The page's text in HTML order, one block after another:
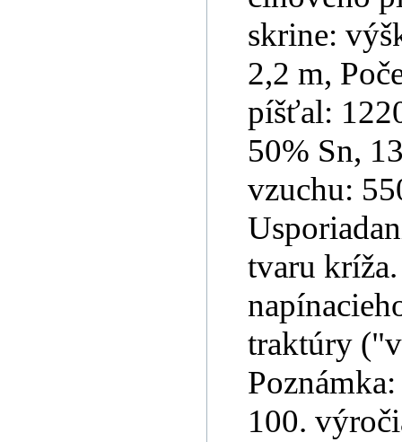
skrine:
2,2 m,
píšťal:
50% Sn,
vzuchu:
tvaru
traktúry
100.